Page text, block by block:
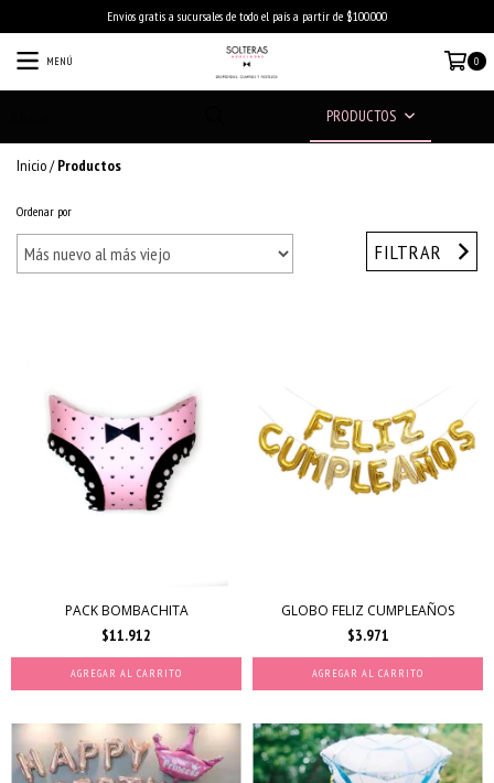
Envios gratis a sucursales de todo el país a partir de $100.000
MENÚ 0
PRODUCTOS
Inicio/ Productos
Ordenar por
FILTRAR
PACK BOMBACHITA
$11.912
GLOBO FELIZ CUMPLEAÑOS
$3.971